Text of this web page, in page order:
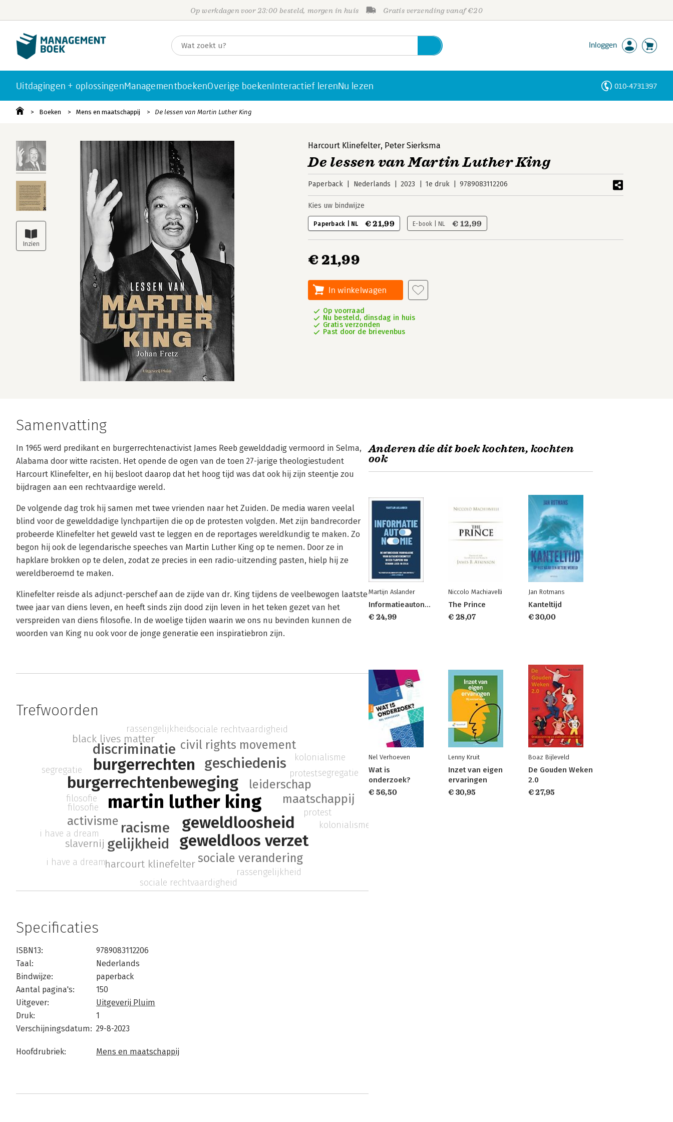
Op werkdagen voor 23:00 besteld, morgen in huis Gratis verzending vanaf €20
Inloggen
Uitdagingen + oplossingenManagementboekenOverige boekenInteractief lerenNu lezen 010-4731397
Boeken Mens en maatschappij De lessen van Martin Luther King
Harcourt Klinefelter, Peter Sierksma
De lessen van Martin Luther King
Paperback Nederlands 2023 1e druk 9789083112206
Kies uw bindwijze
Paperback | NL € 21,99 E-book | NL € 12,99
€ 21,99
In winkelwagen
Op voorraad
Nu besteld, dinsdag in huis
Gratis verzonden
Past door de brievenbus
Samenvatting
In 1965 werd predikant en burgerrechtenactivist James Reeb gewelddadig vermoord in Selma,
Alabama door witte racisten. Het opende de ogen van de toen 27-jarige theologiestudent
Harcourt Klinefelter, en hij besloot daarop dat het hoog tijd was dat ook hij zijn steentje zou
bijdragen aan een rechtvaardige wereld.
De volgende dag trok hij samen met twee vrienden naar het Zuiden. De media waren veelal
blind voor de gewelddadige lynchpartijen die op de protesten volgden. Met zijn bandrecorder
probeerde Klinefelter het geweld vast te leggen en de reportages wereldkundig te maken. Zo
begon hij ook de legendarische speeches van Martin Luther King op te nemen. Door ze in
hapklare brokken op te delen, zodat ze precies in een radio-uitzending pasten, hielp hij ze
wereldberoemd te maken.
Klinefelter reisde als adjunct-perschef aan de zijde van dr. King tijdens de veelbewogen laatste
twee jaar van diens leven, en heeft sinds zijn dood zijn leven in het teken gezet van het
verspreiden van diens filosofie. In de woelige tijden waarin we ons nu bevinden kunnen de
woorden van King nu ook voor de jonge generatie een inspiratiebron zijn.
Trefwoorden
martin luther king
burgerrechtenbeweging
geweldloosheid
burgerrechten
geweldloos verzet
racisme
geschiedenis
discriminatie
gelijkheid
civil rights movement
leiderschap
maatschappij
activisme
sociale verandering
harcourt klinefelter
black lives matter
slavernij
filosofie
protest
rassengelijkheidsociale rechtvaardigheid
i have a dream
segregatie
kolonialisme
filosofie
protest
rassengelijkheid
sociale rechtvaardigheid
i have a dream
segregatie
kolonialisme
Specificaties
ISBN13:
9789083112206
Taal:
Nederlands
Bindwijze:
paperback
Aantal pagina's:
150
Uitgever:
Uitgeverij Pluim
Druk:
1
Verschijningsdatum: 29-8-2023
Hoofdrubriek: Mens en maatschappij
Anderen die dit boek kochten, kochten
ook
Martijn Aslander
Informatieautonomie
€ 24,99
Niccolo Machiavelli
The Prince
€ 28,07
Jan Rotmans
Kanteltijd
€ 30,00
Nel Verhoeven
Wat is
onderzoek?
€ 56,50
Lenny Kruit
Inzet van eigen
ervaringen
€ 30,95
Boaz Bijleveld
De Gouden Weken
2.0
€ 27,95
Personen